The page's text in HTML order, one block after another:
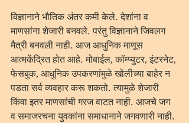
विज्ञानाने भौतिक अंतर कमी केले. देशांना व
माणसांना शेजारी बनवले. परंतु विज्ञानाने जिवलग
मैत्री बनवली नाही. आज आधुनिक माणूस
आत्मकेंद्रित होत आहे. मोबाईल, कॉम्प्युटर, इंटरनेट,
फेसबुक, आधुनिक उपकरणांमुळे खोलीच्या बाहेर न
पडता सर्व व्यवहार करू शकतो. त्यामुळे शेजारी
किंवा इतर माणसांची गरज वाटत नाही. आजचे जग
व समाजरचना युवकांना समाधानाने जगवणारी नाही.